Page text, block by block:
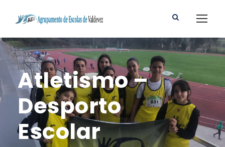
Atletismo –
Desporto
Escolar